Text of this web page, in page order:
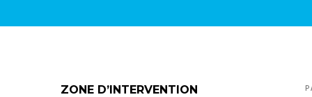
ZONE D’INTERVENTION